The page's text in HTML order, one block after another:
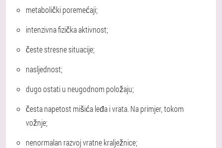
metabolički poremećaji;
intenzivna fizička aktivnost;
česte stresne situacije;
nasljednost;
dugo ostati u neugodnom položaju;
česta napetost mišića leđa i vrata. Na primjer, tokom
vožnje;
nenormalan razvoj vratne kralježnice;